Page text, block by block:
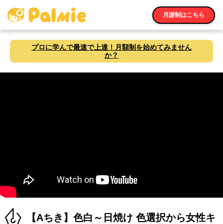
月謝制はこちら
プロに学んで最速で上達！月額制を始めてみません
か？
【Aちき】色白～日焼け 色選択から女性キ